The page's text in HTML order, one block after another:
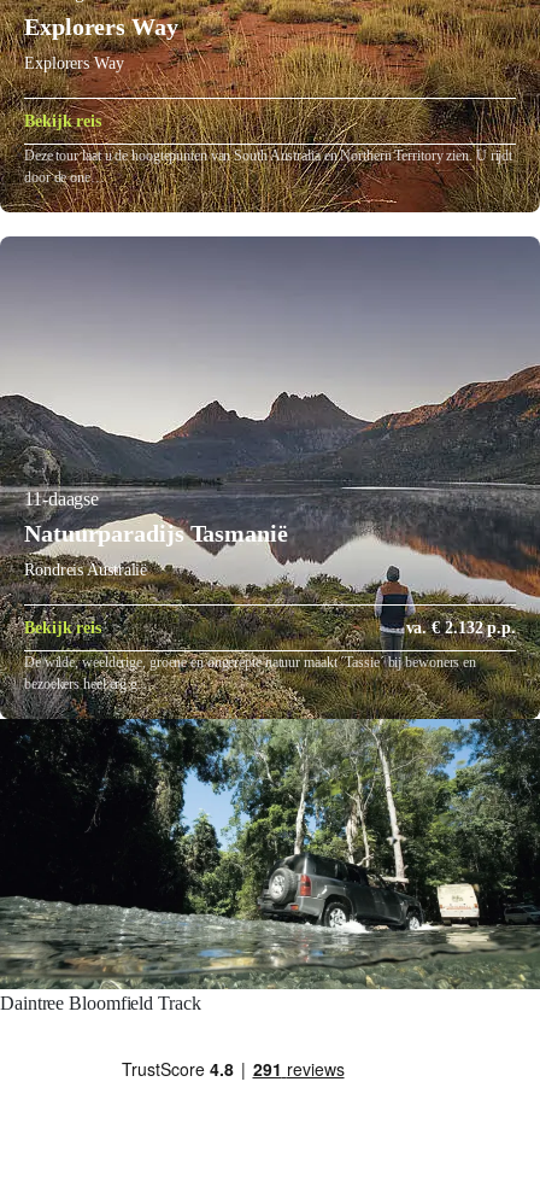
Explorers Way
Explorers Way
Bekijk reis
Deze tour laat u de hoogtepunten van South Australia en Northern Territory zien. U rijdt
door de one…
11-daagse
Natuurparadijs Tasmanië
Rondreis Australië
Bekijk reis va. € 2.132 p.p.
De wilde, weelderige, groene en ongerepte natuur maakt ´Tassie´ bij bewoners en
bezoekers heel erg g…
Daintree Bloomfield Track